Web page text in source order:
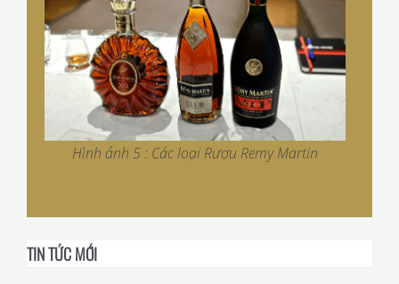
Hình ảnh 5 : Các loại Rượu Remy Martin
TIN TỨC MỚI